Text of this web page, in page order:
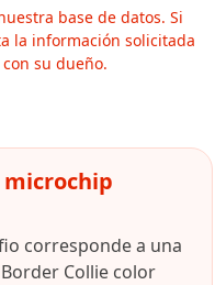
base de datos. Si
la información solicitada
su dueño.
corresponde a una
Collie color